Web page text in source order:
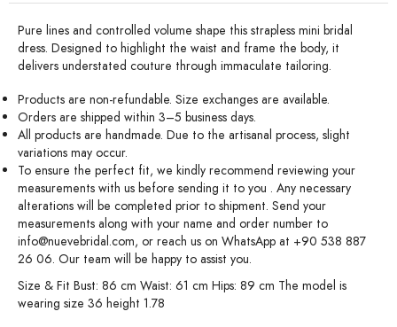
Pure lines and controlled volume shape this strapless mini bridal
dress. Designed to highlight the waist and frame the body, it
delivers understated couture through immaculate tailoring.
Products are non-refundable. Size exchanges are available.
Orders are shipped within 3–5 business days.
All products are handmade. Due to the artisanal process, slight
variations may occur.
To ensure the perfect fit, we kindly recommend reviewing your
measurements with us before sending it to you . Any necessary
alterations will be completed prior to shipment. Send your
measurements along with your name and order number to
info@nuevebridal.com, or reach us on WhatsApp at +90 538 887
26 06. Our team will be happy to assist you.
Size & Fit Bust: 86 cm Waist: 61 cm Hips: 89 cm The model is
wearing size 36 height 1.78